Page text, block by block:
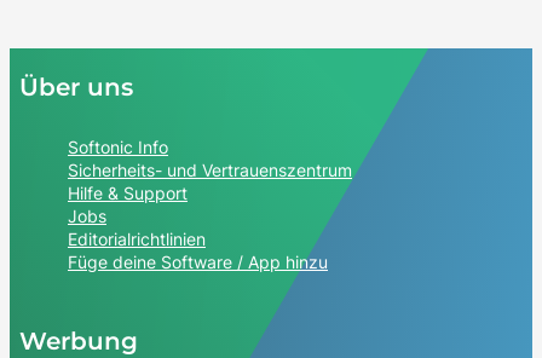
Über uns
Softonic Info
Sicherheits- und Vertrauenszentrum
Hilfe & Support
Jobs
Editorialrichtlinien
Füge deine Software / App hinzu
Werbung